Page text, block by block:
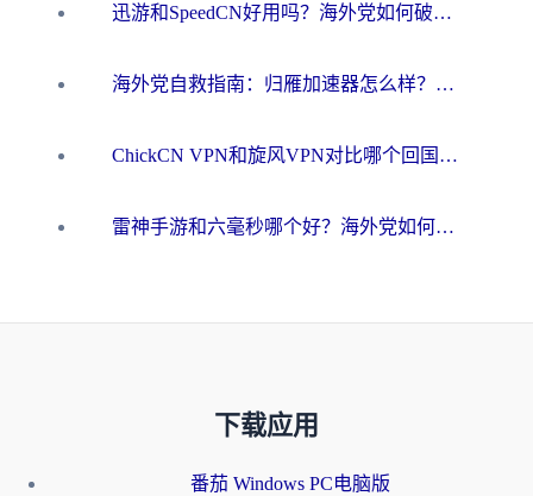
迅游和SpeedCN好用吗？海外党如何破解那道看不见的墙
海外党自救指南：归雁加速器怎么样？教你避开坑实现国内资源无缝访问
ChickCN VPN和旋风VPN对比哪个回国效果更好？海外用户的选择困境与出路
雷神手游和六毫秒哪个好？海外党如何真正解锁国内资源
下载应用
番茄 Windows PC电脑版